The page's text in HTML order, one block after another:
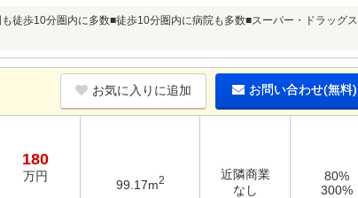
歩10分圏内に多数■徒歩10分圏内に病院も多数■スーパー・ドラッグス
お気に入りに追加 お問い合わせ(無料)
180
万円
99.17m2
近隣商業
なし
80%
300%